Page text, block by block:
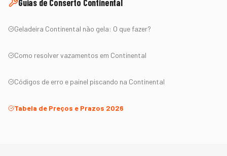
Guias de Conserto Continental
Geladeira Continental não gela: O que fazer?
Como resolver vazamentos em Continental
Códigos de erro e painel piscando na Continental
Tabela de Preços e Prazos 2026